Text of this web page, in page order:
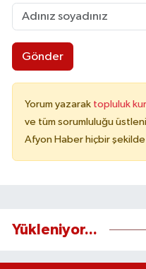
Gönder
Yorum yazarak topluluk
ve tüm sorumluluğu
Afyon Haber hiçbir
Yükleniyor...